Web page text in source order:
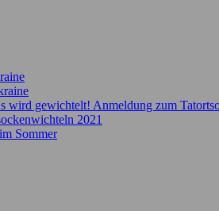
wird gewichtelt! Anmeldung zum
2021
Sommer